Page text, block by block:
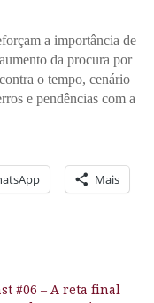
a importância de
da procura por
o tempo, cenário
e pendências com a
Mais
#06 – A reta final